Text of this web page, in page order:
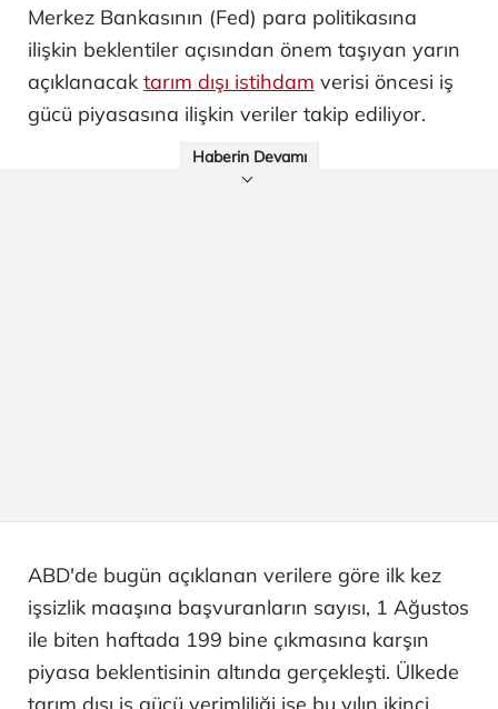
Merkez Bankasının (Fed) para politikasına
ilişkin beklentiler açısından önem taşıyan yarın
açıklanacak tarım dışı istihdam verisi öncesi iş
gücü piyasasına ilişkin veriler takip ediliyor.
Haberin Devamı
ABD'de bugün açıklanan verilere göre ilk kez
işsizlik maaşına başvuranların sayısı, 1 Ağustos
ile biten haftada 199 bine çıkmasına karşın
piyasa beklentisinin altında gerçekleşti. Ülkede